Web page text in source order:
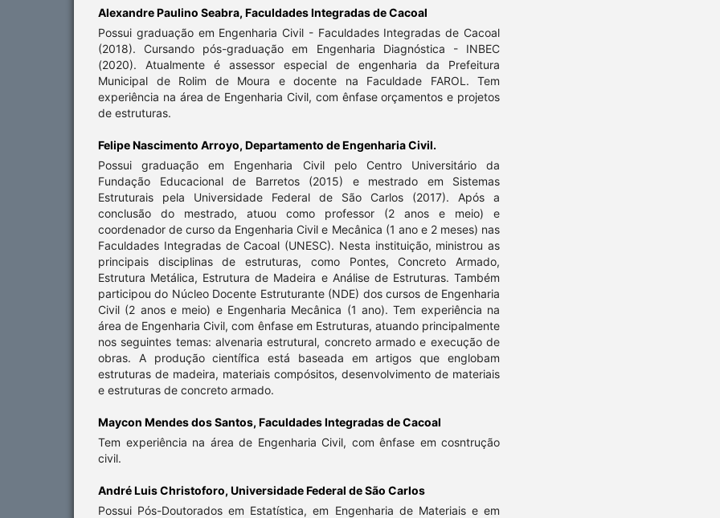
Alexandre Paulino Seabra, Faculdades Integradas de Cacoal
Possui graduação em Engenharia Civil - Faculdades Integradas de Cacoal
(2018). Cursando pós-graduação em Engenharia Diagnóstica - INBEC
(2020). Atualmente é assessor especial de engenharia da Prefeitura
Municipal de Rolim de Moura e docente na Faculdade FAROL. Tem
experiência na área de Engenharia Civil, com ênfase orçamentos e projetos
de estruturas.
Felipe Nascimento Arroyo, Departamento de Engenharia Civil.
Possui graduação em Engenharia Civil pelo Centro Universitário da
Fundação Educacional de Barretos (2015) e mestrado em Sistemas
Estruturais pela Universidade Federal de São Carlos (2017). Após a
conclusão do mestrado, atuou como professor (2 anos e meio) e
coordenador de curso da Engenharia Civil e Mecânica (1 ano e 2 meses) nas
Faculdades Integradas de Cacoal (UNESC). Nesta instituição, ministrou as
principais disciplinas de estruturas, como Pontes, Concreto Armado,
Estrutura Metálica, Estrutura de Madeira e Análise de Estruturas. Também
participou do Núcleo Docente Estruturante (NDE) dos cursos de Engenharia
Civil (2 anos e meio) e Engenharia Mecânica (1 ano). Tem experiência na
área de Engenharia Civil, com ênfase em Estruturas, atuando principalmente
nos seguintes temas: alvenaria estrutural, concreto armado e execução de
obras. A produção científica está baseada em artigos que englobam
estruturas de madeira, materiais compósitos, desenvolvimento de materiais
e estruturas de concreto armado.
Maycon Mendes dos Santos, Faculdades Integradas de Cacoal
Tem experiência na área de Engenharia Civil, com ênfase em cosntrução
civil.
André Luis Christoforo, Universidade Federal de São Carlos
Possui Pós-Doutorados em Estatística, em Engenharia de Materiais e em